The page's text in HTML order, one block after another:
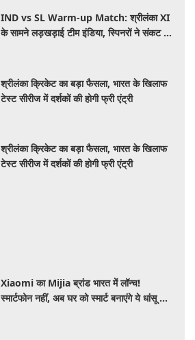
IND vs SL Warm-up Match: श्रीलंका XI
के सामने लड़खड़ाई टीम इंडिया, स्पिनरों ने संकट में
श्रीलंका क्रिकेट का बड़ा फैसला, भारत के खिलाफ
टेस्ट सीरीज में दर्शकों की होगी फ्री एंट्री
श्रीलंका क्रिकेट का बड़ा फैसला, भारत के खिलाफ
टेस्ट सीरीज में दर्शकों की होगी फ्री एंट्री
Xiaomi का Mijia ब्रांड भारत में लॉन्च!
स्मार्टफोन नहीं, अब घर को स्मार्ट बनाएंगे ये धांसू होम